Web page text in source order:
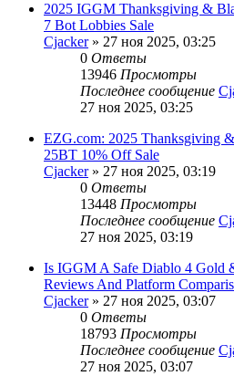
2025 IGGM Thanksgiving &
7 Bot Lobbies Sale
Cjacker» 27 ноя 2025, 03:25
0 Ответы
13946 Просмотры
Последнее сообщение
27 ноя 2025, 03:25
EZG.com: 2025 Thanksgiving
25BT 10% Off Sale
Cjacker» 27 ноя 2025, 03:19
0 Ответы
13448 Просмотры
Последнее сообщение
27 ноя 2025, 03:19
Is IGGM A Safe Diablo 4 Gold
Reviews And Platform
Cjacker» 27 ноя 2025, 03:07
0 Ответы
18793 Просмотры
Последнее сообщение
27 ноя 2025, 03:07